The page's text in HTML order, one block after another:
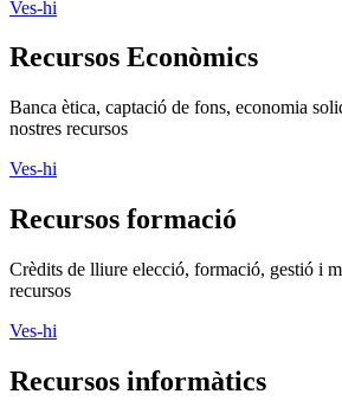
Ves-hi
Recursos Econòmics
Banca ètica, captació de fons, economia
nostres recursos
Ves-hi
Recursos formació
Crèdits de lliure elecció, formació, gestió i
recursos
Ves-hi
Recursos informàtics